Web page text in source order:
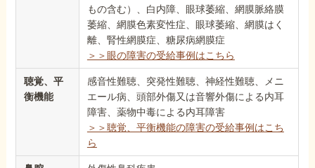
もの含む）、白内障、眼球萎縮、網膜脈絡膜
萎縮、網膜色素変性症、眼球萎縮、網膜はく
離、腎性網膜症、糖尿病網膜症
＞＞眼の障害の受給事例はこちら
聴覚、平
衡機能
感音性難聴、突発性難聴、神経性難聴、メニ
エール病、頭部外傷又は音響外傷による内耳
障害、薬物中毒による内耳障害
＞＞聴覚、平衡機能の障害の受給事例はこち
ら